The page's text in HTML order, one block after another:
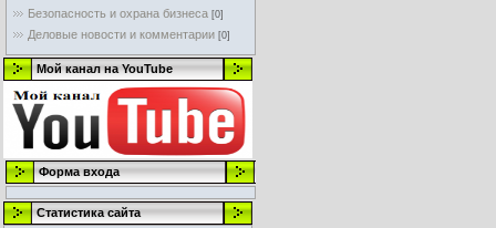
Безопасность и охрана бизнеса [0]
Деловые новости и комментарии [0]
Мой канал на YouTube
Форма входа
Статистика сайта